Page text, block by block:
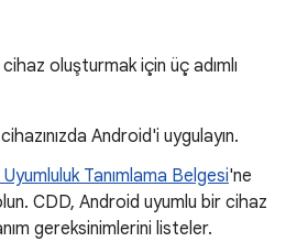
oluşturmak için üç adımlı
Android'i uygulayın.
Tanımlama Belgesi'ne
CDD, Android uyumlu bir cihaz
gereksinimlerini listeler.